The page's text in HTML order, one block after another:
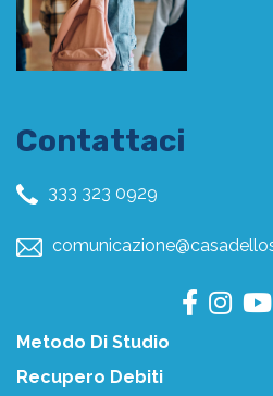
Contattaci
333 323 0929
Metodo Di Studio
Recupero Debiti